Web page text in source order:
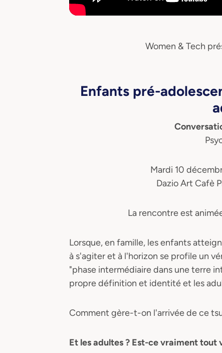
Women & Tech
Enfants pré-
Mardi 10
Dazio Art Cafè
La rencontre est
Lorsque, en famille, les enfants
à s'agiter et à l'horizon se profile un
"phase intermédiaire dans une terre
propre définition et identité et les
Comment gère-t-on l'arrivée de ce
Et les adultes ? Est-ce vraiment tout